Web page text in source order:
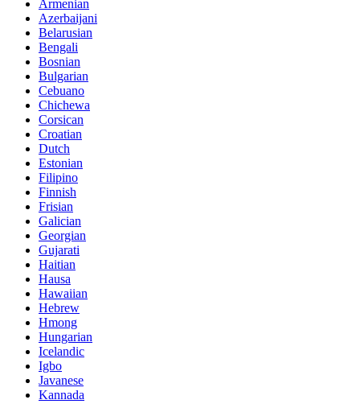
Armenian
Azerbaijani
Belarusian
Bengali
Bosnian
Bulgarian
Cebuano
Chichewa
Corsican
Croatian
Dutch
Estonian
Filipino
Finnish
Frisian
Galician
Georgian
Gujarati
Haitian
Hausa
Hawaiian
Hebrew
Hmong
Hungarian
Icelandic
Igbo
Javanese
Kannada